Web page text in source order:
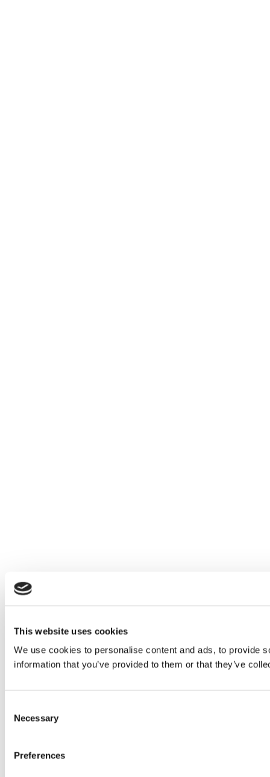
This website uses cookies
We use cookies to personalise content and ads, to provide
information that you’ve provided to them or that they’ve
Selection
Necessary
Preferences